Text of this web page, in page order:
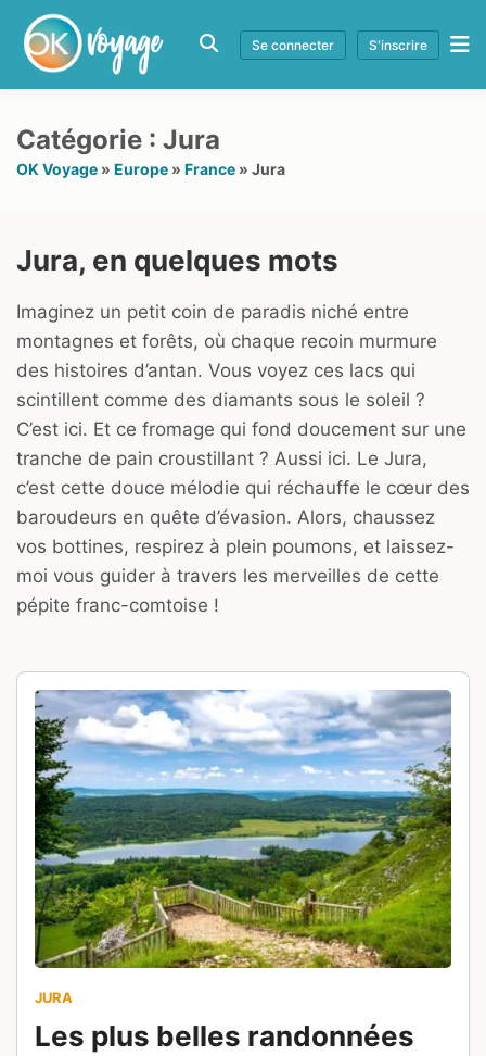
Se connecter S'inscrire
Catégorie : Jura
OK Voyage » Europe » France » Jura
Jura, en quelques mots
Imaginez un petit coin de paradis niché entre
montagnes et forêts, où chaque recoin murmure
des histoires d’antan. Vous voyez ces lacs qui
scintillent comme des diamants sous le soleil ?
C’est ici. Et ce fromage qui fond doucement sur une
tranche de pain croustillant ? Aussi ici. Le Jura,
c’est cette douce mélodie qui réchauffe le cœur des
baroudeurs en quête d’évasion. Alors, chaussez
vos bottines, respirez à plein poumons, et laissez-
moi vous guider à travers les merveilles de cette
pépite franc-comtoise !
JURA
Les plus belles randonnées